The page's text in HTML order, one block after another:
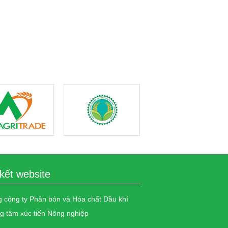
website
công ty Phân bón và Hóa chất Dầu khí
tâm xúc tiến Nông nghiệp